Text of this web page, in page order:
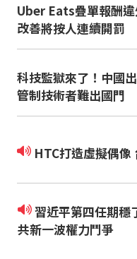
Uber Eats疊單報酬
改善將按人連續開罰
科技監獄來了！中國
管制技術者難出國門
HTC打造虛擬偶像
習近平第四任期穩了？從五中全會解析中
共新一波權力鬥爭